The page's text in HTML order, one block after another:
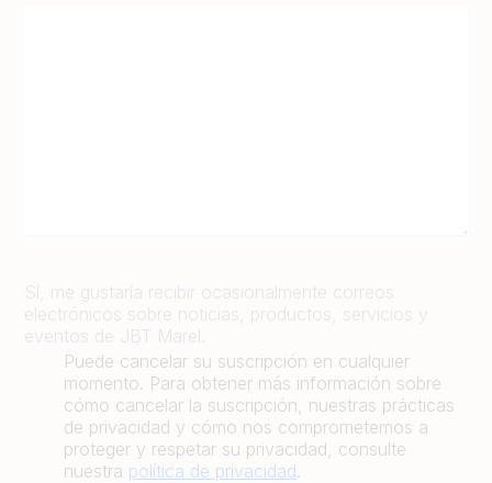
Sí, me gustaría recibir ocasionalmente correos
electrónicos sobre noticias, productos, servicios y
eventos de JBT Marel.
Puede cancelar su suscripción en cualquier
momento. Para obtener más información sobre
cómo cancelar la suscripción, nuestras prácticas
de privacidad y cómo nos comprometemos a
proteger y respetar su privacidad, consulte
nuestra política de privacidad.